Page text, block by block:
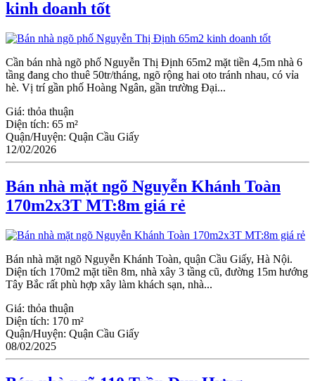
kinh doanh tốt
Cần bán nhà ngõ phố Nguyễn Thị Định 65m2 mặt tiền 4,5m nhà 6
tầng đang cho thuê 50tr/tháng, ngõ rộng hai oto tránh nhau, có vỉa
hè. Vị trí gần phố Hoàng Ngân, gần trường Đại...
Giá: thỏa thuận
Diện tích: 65 m²
Quận/Huyện: Quận Cầu Giấy
12/02/2026
Bán nhà mặt ngõ Nguyễn Khánh Toàn
170m2x3T MT:8m giá rẻ
Bán nhà mặt ngõ Nguyễn Khánh Toàn, quận Cầu Giấy, Hà Nội.
Diện tích 170m2 mặt tiền 8m, nhà xây 3 tầng cũ, đường 15m hướng
Tây Bắc rất phù hợp xây làm khách sạn, nhà...
Giá: thỏa thuận
Diện tích: 170 m²
Quận/Huyện: Quận Cầu Giấy
08/02/2025